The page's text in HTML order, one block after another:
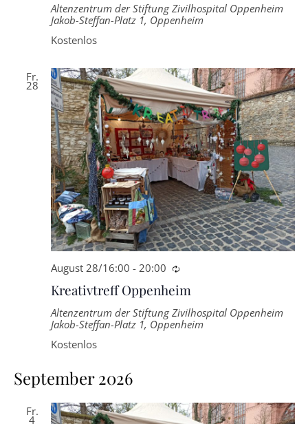
Altenzentrum der Stiftung Zivilhospital Oppenheim
Jakob-Steffan-Platz 1, Oppenheim
Kostenlos
Fr.
28
Kreativtreff Oppenheim
August 28/16:00 - 20:00 Wiederkehrende
Altenzentrum der Stiftung Zivilhospital Oppenheim
Jakob-Steffan-Platz 1, Oppenheim
Kostenlos
September 2026
Fr.
4